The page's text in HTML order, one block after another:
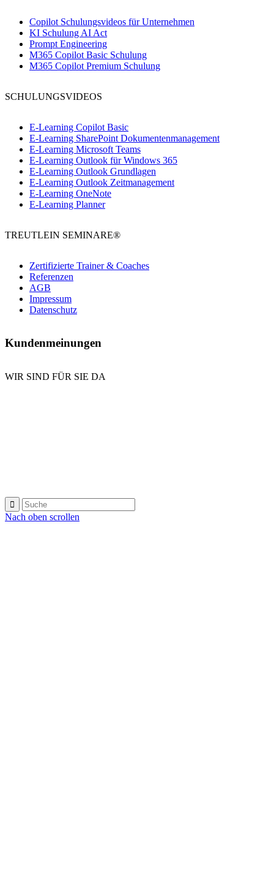
Copilot Schulungsvideos für Unternehmen
KI Schulung AI Act
Prompt Engineering
M365 Copilot Basic Schulung
M365 Copilot Premium Schulung
SCHULUNGSVIDEOS
E-Learning Copilot Basic
E-Learning SharePoint Dokumentenmanagement
E-Learning Microsoft Teams
E-Learning Outlook für Windows 365
E-Learning Outlook Grundlagen
E-Learning Outlook Zeitmanagement
E-Learning OneNote
E-Learning Planner
TREUTLEIN SEMINARE®
Zertifizierte Trainer & Coaches
Referenzen
AGB
Impressum
Datenschutz
Kundenmeinungen
WIR SIND FÜR SIE DA
Nach oben scrollen